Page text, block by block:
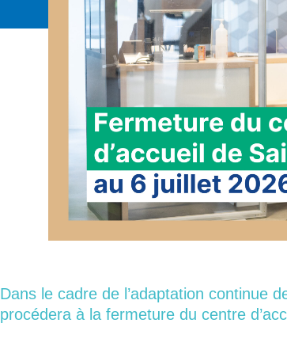
Dans le cadre de l’adaptation continue
procédera à la fermeture du centre